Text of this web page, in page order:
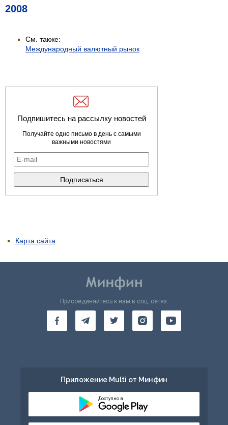
2008
См. также:
Международный валютный рынок
Подпишитесь на рассылку новостей
Получайте одно письмо в день с самыми
важными новостями
Карта сайта
Присоединяйтесь к нам в соц. сетях:
Приложение Multi от Минфин
Доступно в